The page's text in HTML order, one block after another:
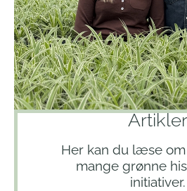
Artikler
Her kan du læse
mange grønne
initiativer.